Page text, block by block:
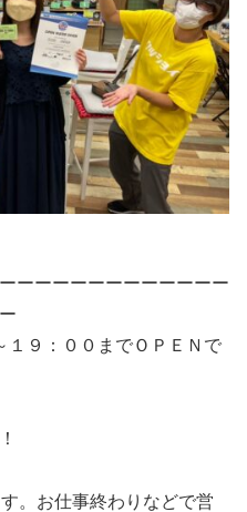
ーーーーーーーーーーーー
１９：００までＯＰＥＮで
。お仕事終わりなどで営